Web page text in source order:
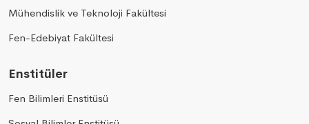
Mühendislik ve Teknoloji Fakültesi
Fen-Edebiyat Fakültesi
Enstitüler
Fen Bilimleri Enstitüsü